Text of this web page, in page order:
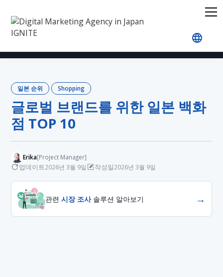
글로
일본 순위 Shopping
글로벌 브랜드를 위한 일본 백화
점 TOP 10
Erika[Project Manager]
업데이트2026년 3월 9일 작성일2026년 3월 9일
관련시장 조사솔루션 알아보기 →